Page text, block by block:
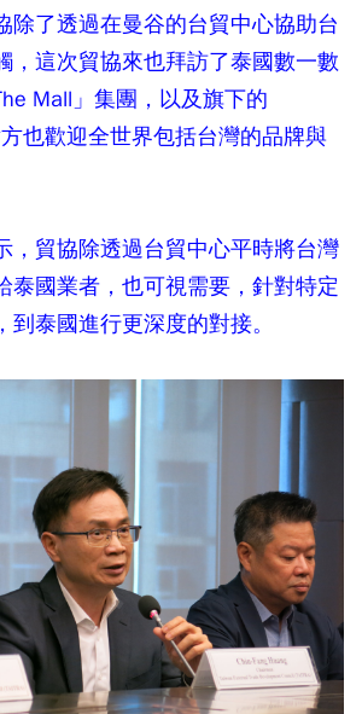
除了透過在曼谷的台貿中心協助台
，這次貿協來也拜訪了泰國數一數
Mall」集團，以及旗下的
方也歡迎全世界包括台灣的品牌與
，貿協除透過台貿中心平時將台灣
泰國業者，也可視需要，針對特定
泰國進行更深度的對接。